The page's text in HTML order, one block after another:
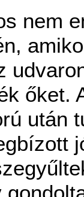
nem
őket.
után